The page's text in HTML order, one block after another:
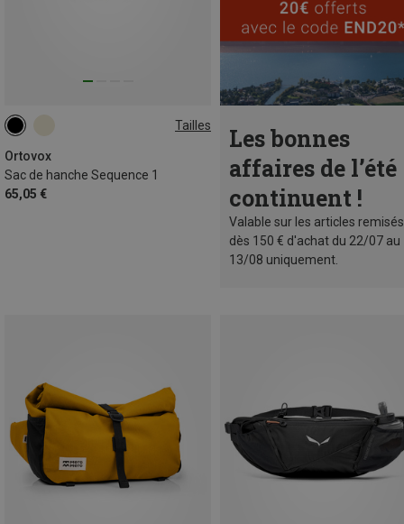
Tailles
Ortovox
Sac de hanche Sequence 1
65,05 €
1L
Les bonnes
affaires de l’été
continuent !
Valable sur les articles remisés
dès 150 € d'achat du 22/07 au
13/08 uniquement.